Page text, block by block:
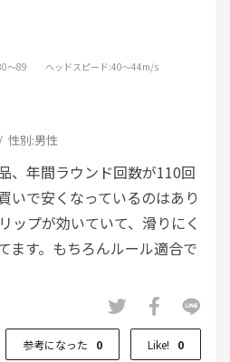
～89 ヘッドスピード:40～44m/s
性別:男性
、年間ラウンド回数が110回
いで安くなっているのはあり
ップが効いていて、滑りにく
ます。もちろんルール適合で
参考になった 0 Like! 0